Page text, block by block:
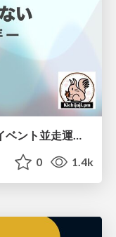
吉祥寺.pmは1つじゃない — 複数イベント並走運営の12年 —
0 1.4k